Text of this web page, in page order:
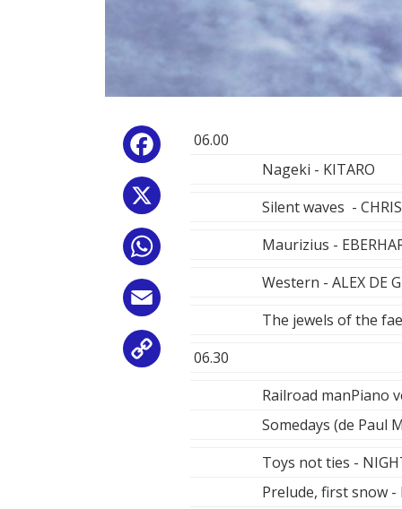
Facebook
Copy
06.00
Nageki - KITARO
Silent waves -
Maurizius -
Western - ALEX DE
The jewels of the
06.30
Railroad manPiano
Somedays (de Paul
Toys not ties -
Prelude, first snow -